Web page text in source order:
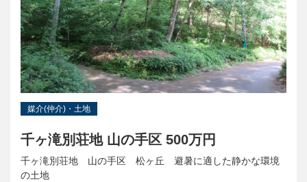
媒介(仲介)・土地
千ヶ滝別荘地 山の手区 500万円
千ヶ滝別荘地 山の手区 松ヶ丘 避暑に適した静かな環境
の土地